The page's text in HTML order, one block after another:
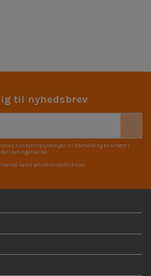
til nyhedsbrev
kontaktoplysninger til framelding er anført i
samt privatlivspolitikken